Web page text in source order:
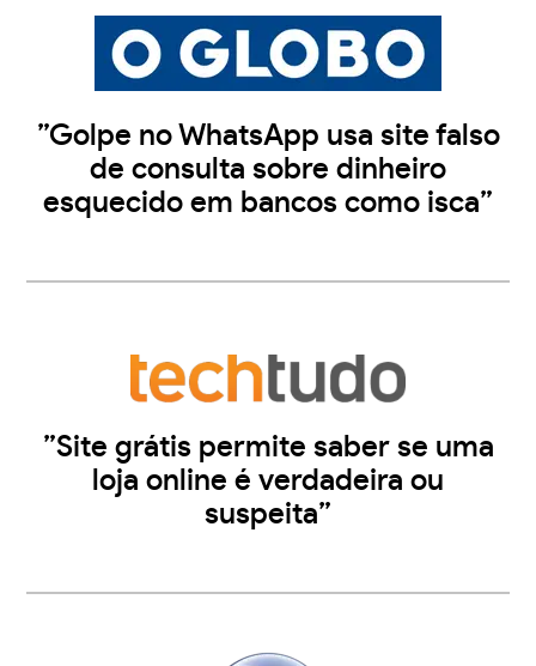
”Golpe no WhatsApp usa site falso
de consulta sobre dinheiro
esquecido em bancos como isca”
”Site grátis permite saber se uma
loja online é verdadeira ou
suspeita”